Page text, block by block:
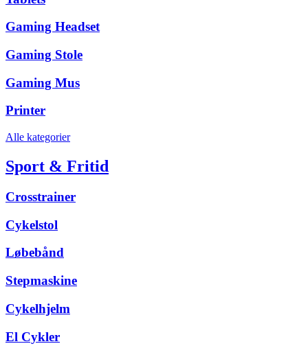
Gaming Headset
Gaming Stole
Gaming Mus
Printer
Alle kategorier
Sport & Fritid
Crosstrainer
Cykelstol
Løbebånd
Stepmaskine
Cykelhjelm
El Cykler